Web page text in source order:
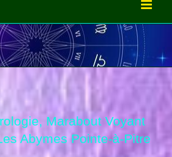
Marabout Voyant
Abymes Pointe-à-Pitre